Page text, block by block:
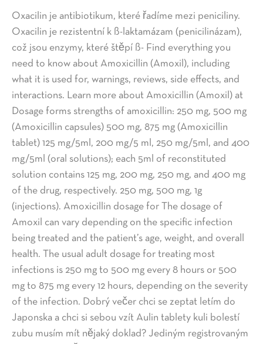
Oxacilin je antibiotikum, které řadíme mezi peniciliny.
Oxacilin je rezistentní k ß-laktamázam (penicilinázam),
což jsou enzymy, které štěpí ß- Find everything you
need to know about Amoxicillin (Amoxil), including
what it is used for, warnings, reviews, side effects, and
interactions. Learn more about Amoxicillin (Amoxil) at
Dosage forms strengths of amoxicillin: 250 mg, 500 mg
(Amoxicillin capsules) 500 mg, 875 mg (Amoxicillin
tablet) 125 mg/5ml, 200 mg/5 ml, 250 mg/5ml, and 400
mg/5ml (oral solutions); each 5ml of reconstituted
solution contains 125 mg, 200 mg, 250 mg, and 400 mg
of the drug, respectively. 250 mg, 500 mg, 1g
(injections). Amoxicillin dosage for The dosage of
Amoxil can vary depending on the specific infection
being treated and the patient’s age, weight, and overall
health. The usual adult dosage for treating most
infections is 250 mg to 500 mg every 8 hours or 500
mg to 875 mg every 12 hours, depending on the severity
of the infection. Dobrý večer chci se zeptat letím do
Japonska a chci si sebou vzít Aulin tablety kuli bolestí
zubu musím mít nějaký doklad? Jediným registrovaným